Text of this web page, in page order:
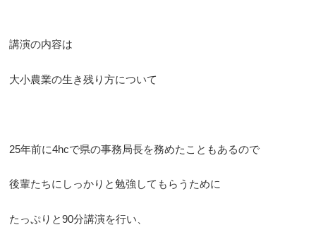
講演の内容は
大小農業の生き残り方について
25年前に4hcで県の事務局長を務めたこともあるので
後輩たちにしっかりと勉強してもらうために
たっぷりと90分講演を行い、